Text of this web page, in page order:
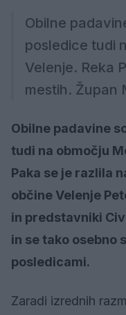
Obilne
posledice tudi
Velenje. Reka
mestih. Župan
Obilne padavine
tudi na območju
Paka se je razlila
občine Velenje
in predstavniki
in se tako osebno
posledicami.
Zaradi izrednih